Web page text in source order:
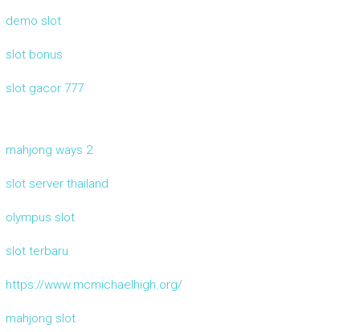
demo slot
slot bonus
slot gacor 777
mahjong ways 2
slot server thailand
olympus slot
slot terbaru
https://www.mcmichaelhigh.org/
mahjong slot